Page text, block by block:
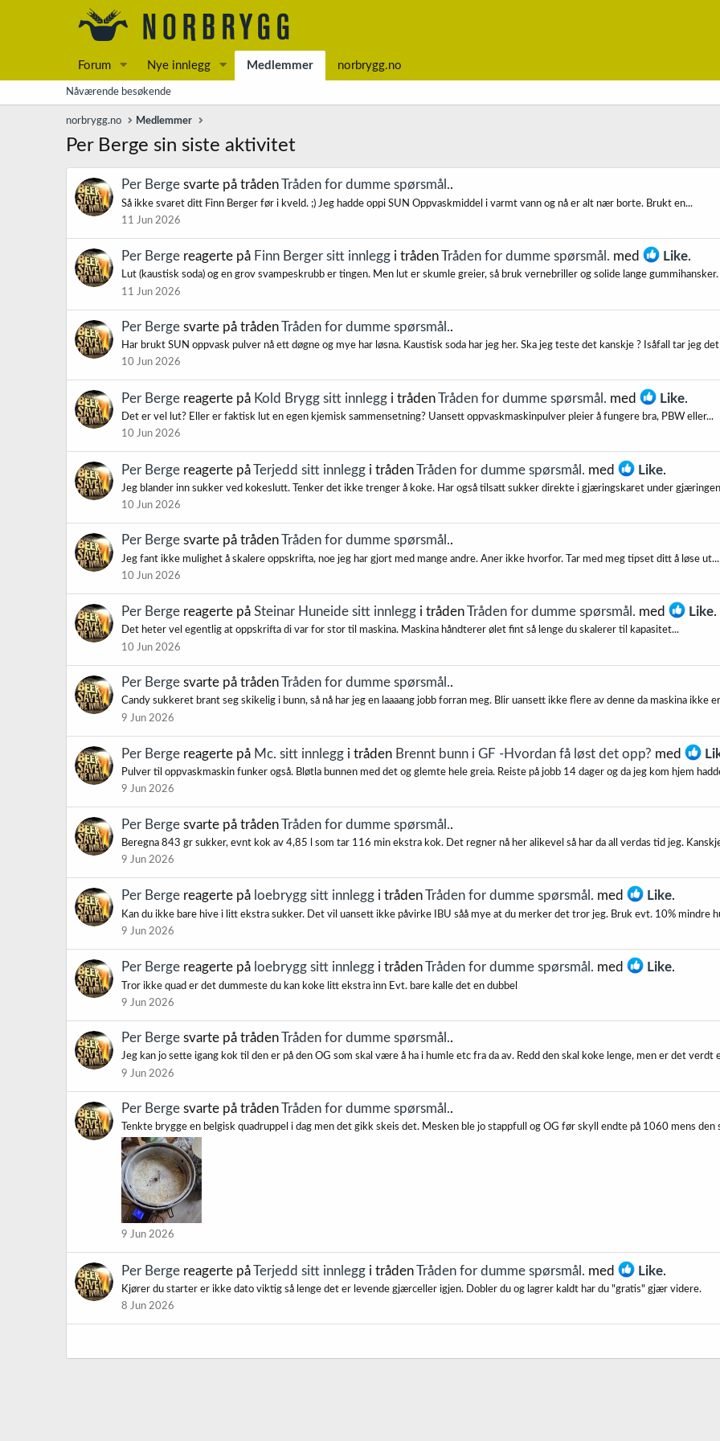
Forum Nye innlegg Medlemmer norbrygg.no
Nåværende besøkende
norbrygg.no Medlemmer
Per Berge sin siste aktivitet
Per Berge svarte på trådenTråden for dumme spørsmål..
Så ikke svaret ditt Finn Berger før i kveld. ;) Jeg hadde oppi SUN Oppvaskmiddel i varmt vann og nå er alt nær borte. Brukt en...
11 Jun 2026
Per Berge reagerte på Finn Berger sitt innlegg i trådenTråden for dumme spørsmål. med Like.
Lut (kaustisk soda) og en grov svampeskrubb er tingen. Men lut er skumle greier, så bruk vernebriller og solide lange gummihansker.
11 Jun 2026
Per Berge svarte på trådenTråden for dumme spørsmål..
Har brukt SUN oppvask pulver nå ett døgne og mye har løsna. Kaustisk soda har jeg her. Ska jeg teste det kanskje ? Isåfall tar jeg det
10 Jun 2026
Per Berge reagerte på Kold Brygg sitt innlegg i trådenTråden for dumme spørsmål. med Like.
Det er vel lut? Eller er faktisk lut en egen kjemisk sammensetning? Uansett oppvaskmaskinpulver pleier å fungere bra, PBW eller...
10 Jun 2026
Per Berge reagerte påTerjedd sitt innlegg i trådenTråden for dumme spørsmål. med Like.
Jeg blander inn sukker ved kokeslutt. Tenker det ikke trenger å koke. Har også tilsatt sukker direkte i gjæringskaret under
10 Jun 2026
Per Berge svarte på trådenTråden for dumme spørsmål..
Jeg fant ikke mulighet å skalere oppskrifta, noe jeg har gjort med mange andre. Aner ikke hvorfor. Tar med meg tipset ditt å løse ut...
10 Jun 2026
Per Berge reagerte på Steinar Huneide sitt innlegg i trådenTråden for dumme spørsmål. med Like.
Det heter vel egentlig at oppskrifta di var for stor til maskina. Maskina håndterer ølet fint så lenge du skalerer til kapasitet...
10 Jun 2026
Per Berge svarte på trådenTråden for dumme spørsmål..
Candy sukkeret brant seg skikelig i bunn, så nå har jeg en laaaang jobb forran meg. Blir uansett ikke flere av denne da maskina ikke
9 Jun 2026
Per Berge reagerte på Mc. sitt innlegg i tråden Brennt bunn i GF -Hvordan få løst det opp? med
Pulver til oppvaskmaskin funker også. Bløtla bunnen med det og glemte hele greia. Reiste på jobb 14 dager og da jeg kom hjem
9 Jun 2026
Per Berge svarte på trådenTråden for dumme spørsmål..
Beregna 843 gr sukker, evnt kok av 4,85 l som tar 116 min ekstra kok. Det regner nå her alikevel så har da all verdas tid jeg.
9 Jun 2026
Per Berge reagerte på loebrygg sitt innlegg i trådenTråden for dumme spørsmål. med Like.
Kan du ikke bare hive i litt ekstra sukker. Det vil uansett ikke påvirke IBU såå mye at du merker det tror jeg. Bruk evt. 10% mindre
9 Jun 2026
Per Berge reagerte på loebrygg sitt innlegg i trådenTråden for dumme spørsmål. med Like.
Tror ikke quad er det dummeste du kan koke litt ekstra inn Evt. bare kalle det en dubbel
9 Jun 2026
Per Berge svarte på trådenTråden for dumme spørsmål..
Jeg kan jo sette igang kok til den er på den OG som skal være å ha i humle etc fra da av. Redd den skal koke lenge, men er det verdt
9 Jun 2026
Per Berge svarte på trådenTråden for dumme spørsmål..
Tenkte brygge en belgisk quadruppel i dag men det gikk skeis det. Mesken ble jo stappfull og OG før skyll endte på 1060 mens den
9 Jun 2026
Per Berge reagerte påTerjedd sitt innlegg i trådenTråden for dumme spørsmål. med Like.
Kjører du starter er ikke dato viktig så lenge det er levende gjærceller igjen. Dobler du og lagrer kaldt har du "gratis" gjær videre.
8 Jun 2026